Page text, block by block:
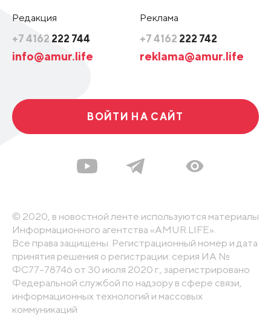
Редакция
+7 4162 222 744
info@amur.life
Реклама
+7 4162 222 742
reklama@amur.life
ВОЙТИ НА САЙТ
© 2020, в новостной ленте используются материалы
Информационного агентства «AMUR.LIFE».
Все права защищены. Регистрационный номер и дата
принятия решения о регистрации: серия ИА №
ФС77-78746 от 30 июля 2020 г., зарегистрировано
Федеральной службой по надзору в сфере связи,
информационных технологий и массовых
коммуникаций